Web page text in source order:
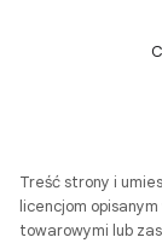
Treść strony i
licencjom opisanym
towarowymi lub